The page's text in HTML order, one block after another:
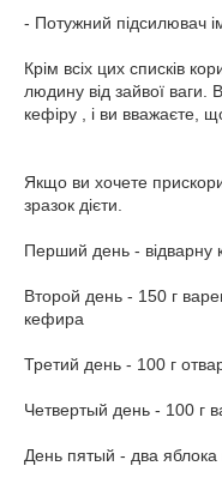
- Потужний підсилювач
Крім всіх цих списків
людину від зайвої ваги.
кефіру , і ви вважаєте,
Якщо ви хочете
зразок дієти.
Перший день - відварну
Второй день - 150 г
кефира
Третий день - 100 г
Четвертый день - 100 г
День пятый - два